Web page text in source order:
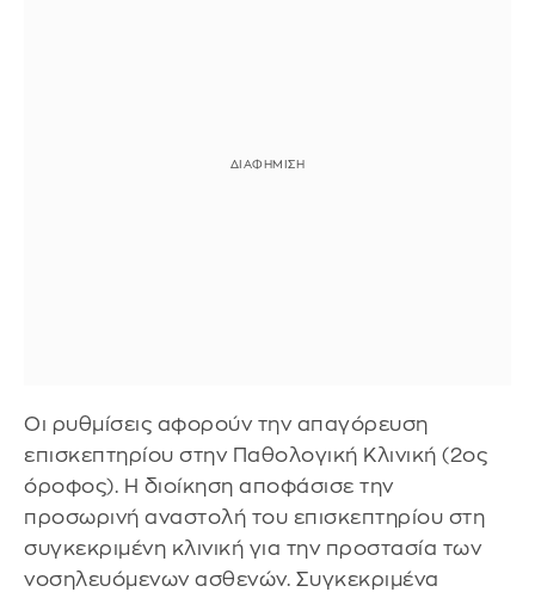
Οι ρυθμίσεις αφορούν την απαγόρευση
επισκεπτηρίου στην Παθολογική Κλινική (2ος
όροφος). Η διοίκηση αποφάσισε την
προσωρινή αναστολή του επισκεπτηρίου στη
συγκεκριμένη κλινική για την προστασία των
νοσηλευόμενων ασθενών. Συγκεκριμένα